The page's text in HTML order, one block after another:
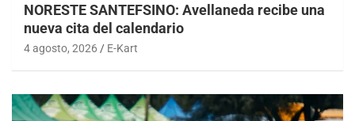
NORESTE SANTEFSINO: Avellaneda recibe una
nueva cita del calendario
4 agosto, 2026 E-Kart